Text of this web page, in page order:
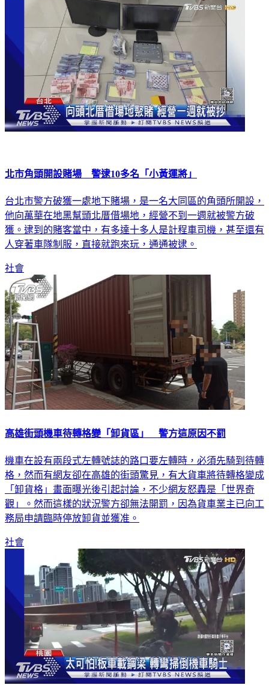
北市角頭開設賭場 警逮10多名「小黃運將」
台北市警方破獲一處地下賭場，是一名大同區的角頭所開設，
他向萬華在地黑幫頭北厝借場地，經營不到一週就被警方破
獲。逮到的賭客當中，有多達十多人是計程車司機，甚至還有
人穿著車隊制服，直接就跑來玩，通通被逮。
社會
高雄街頭機車待轉格變「卸貨區」 警方這原因不罰
機車在設有兩段式左轉號誌的路口要左轉時，必須先騎到待轉
格，然而有網友卻在高雄的街頭驚見，有大貨車將待轉格變成
「卸貨格」畫面曝光後引起討論，不少網友怒轟是「世界奇
觀」。然而這樣的狀況警方卻無法開罰，因為貨車業主已向工
務局申請臨時停放卸貨並獲准。
社會